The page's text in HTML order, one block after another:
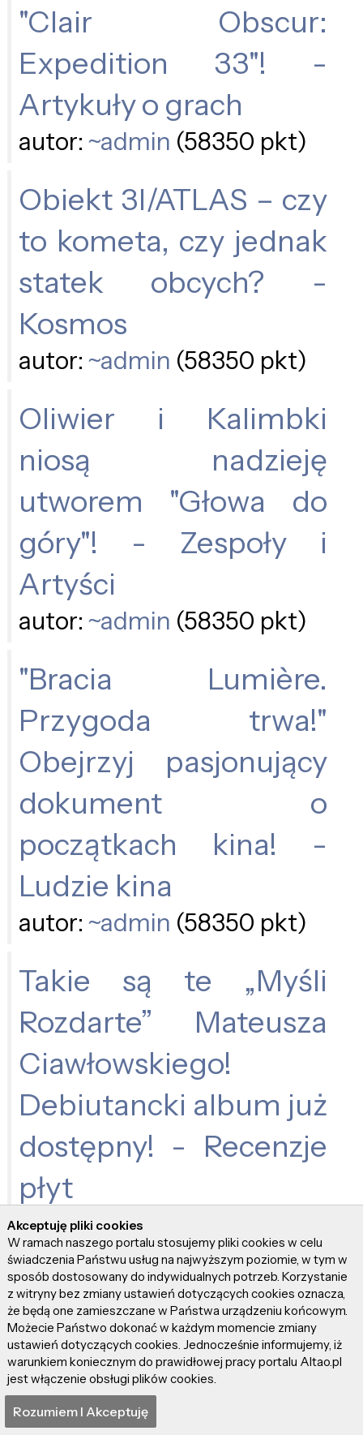
"Clair Obscur:
Expedition 33"! -
Artykuły o grach
autor: ~admin (58350 pkt)
Obiekt 3I/ATLAS – czy
to kometa, czy jednak
statek obcych? -
Kosmos
autor: ~admin (58350 pkt)
Oliwier i Kalimbki
niosą nadzieję
utworem "Głowa do
góry"! - Zespoły i
Artyści
autor: ~admin (58350 pkt)
"Bracia Lumière.
Przygoda trwa!"
Obejrzyj pasjonujący
dokument o
początkach kina! -
Ludzie kina
autor: ~admin (58350 pkt)
Takie są te „Myśli
Rozdarte” Mateusza
Ciawłowskiego!
Debiutancki album już
dostępny! - Recenzje
płyt
autor:~admin
Iwo Monroe
rozpoczyna budowę
świata na własnych
zasadach… i to
Akceptuję pliki cookies
W ramach naszego portalu stosujemy pliki cookies w celu
świadczenia Państwu usług na najwyższym poziomie, w tym w
sposób dostosowany do indywidualnych potrzeb. Korzystanie
z witryny bez zmiany ustawień dotyczących cookies oznacza,
że będą one zamieszczane w Państwa urządzeniu końcowym.
Możecie Państwo dokonać w każdym momencie zmiany
ustawień dotyczących cookies. Jednocześnie informujemy, iż
warunkiem koniecznym do prawidłowej pracy portalu Altao.pl
jest włączenie obsługi plików cookies.
Rozumiem I Akceptuję